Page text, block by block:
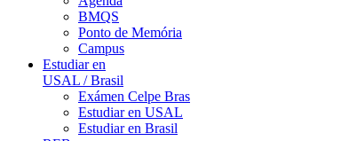
BMQS
Ponto de Memória
Campus
Estudiar en
USAL / Brasil
Exámen Celpe Bras
Estudiar en USAL
Estudiar en Brasil